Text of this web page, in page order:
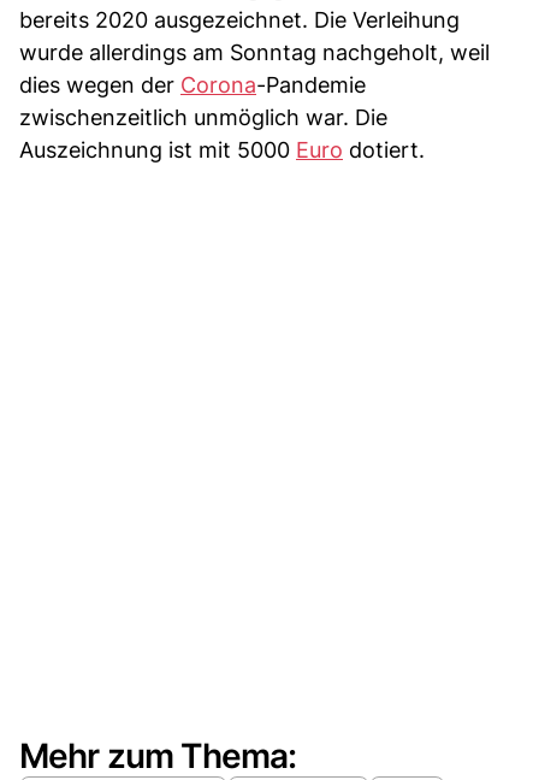
bereits 2020 ausgezeichnet. Die Verleihung
wurde allerdings am Sonntag nachgeholt, weil
dies wegen der Corona-Pandemie
zwischenzeitlich unmöglich war. Die
Auszeichnung ist mit 5000 Euro dotiert.
Mehr zum Thema: